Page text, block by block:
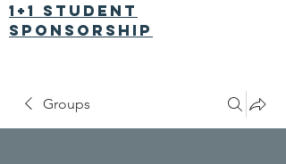
1+1 Student
Sponsorship
Groups